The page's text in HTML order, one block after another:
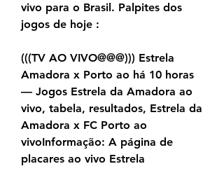
vivo para o Brasil. Palpites dos
jogos de hoje :
(((TV AO VIVO@@@))) Estrela
Amadora x Porto ao há 10 horas
— Jogos Estrela da Amadora ao
vivo, tabela, resultados, Estrela da
Amadora x FC Porto ao
vivoInformação: A página de
placares ao vivo Estrela